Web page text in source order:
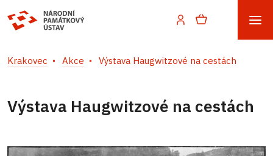
Krakovec Akce Výstava Haugwitzové na cestách
Výstava Haugwitzové na cestách